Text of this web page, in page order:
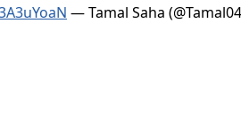
— Tamal Saha